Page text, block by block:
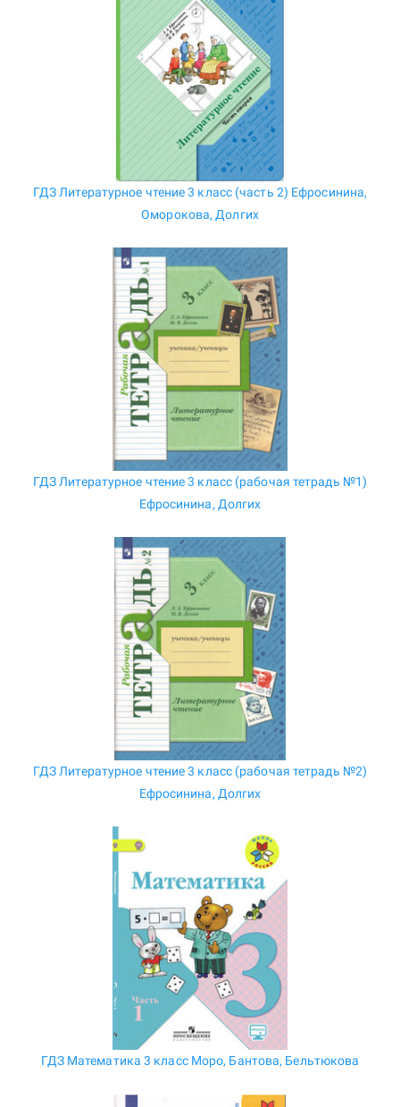
ГДЗ Литературное чтение 3 класс (часть 2) Ефросинина,
Оморокова, Долгих
ГДЗ Литературное чтение 3 класс (рабочая тетрадь №1)
Ефросинина, Долгих
ГДЗ Литературное чтение 3 класс (рабочая тетрадь №2)
Ефросинина, Долгих
ГДЗ Математика 3 класс Моро, Бантова, Бельтюкова